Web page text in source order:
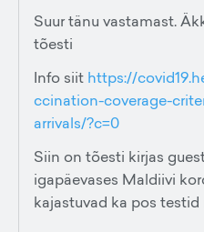
Suur tänu vastamast.
tõesti
Info siit https://
ccination-coverage-
arrivals/?c=0
Siin on tõesti kirjas
igapäevases Maldiivi
kajastuvad ka pos